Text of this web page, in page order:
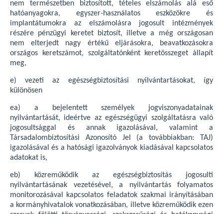
nem természetben biztosított, tételes elszámolás alá eső
hatóanyagokra, egyszer-használatos eszközökre és
implantátumokra az elszámolásra jogosult intézmények
részére pénzügyi keretet biztosít, illetve a még országosan
nem elterjedt nagy értékű eljárásokra, beavatkozásokra
országos keretszámot, szolgáltatónként keretösszeget állapít
meg,
e) vezeti az egészségbiztosítási nyilvántartásokat, így
különösen
ea) a bejelentett személyek jogviszonyadatainak
nyilvántartását, ideértve az egészségügyi szolgáltatásra való
jogosultsággal és annak igazolásával, valamint a
Társadalombiztosítási Azonosító Jel (a továbbiakban: TAJ)
igazolásával és a hatósági igazolványok kiadásával kapcsolatos
adatokat is,
eb) közreműködik az egészségbiztosítás jogosulti
nyilvántartásának vezetésével, a nyilvántartás folyamatos
monitorozásával kapcsolatos feladatok szakmai irányításában
a kormányhivatalok vonatkozásában, illetve közreműködik ezen